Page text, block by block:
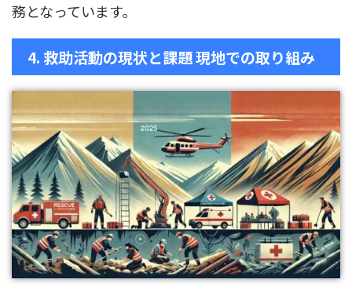
務となっています。
4. 救助活動の現状と課題 現地での取り組み